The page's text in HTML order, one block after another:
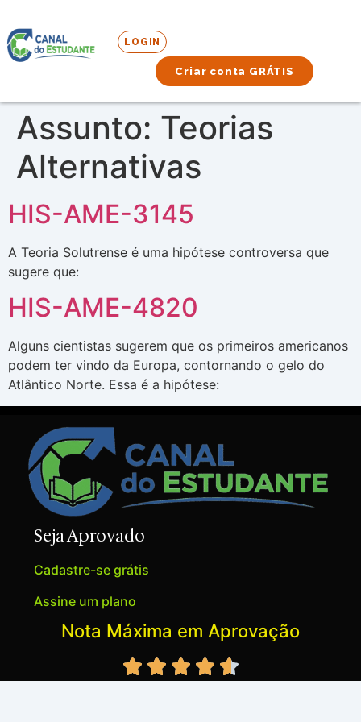
LOGIN
Criar conta GRÁTIS
Assunto: Teorias
Alternativas
HIS-AME-3145
A Teoria Solutrense é uma hipótese controversa que
sugere que:
HIS-AME-4820
Alguns cientistas sugerem que os primeiros americanos
podem ter vindo da Europa, contornando o gelo do
Atlântico Norte. Essa é a hipótese:
Seja Aprovado
Cadastre-se grátis
Assine um plano
Nota Máxima em Aprovação